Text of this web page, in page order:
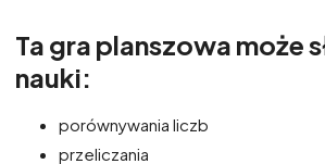
Ta gra planszowa może
nauki:
porównywania liczb
przeliczania